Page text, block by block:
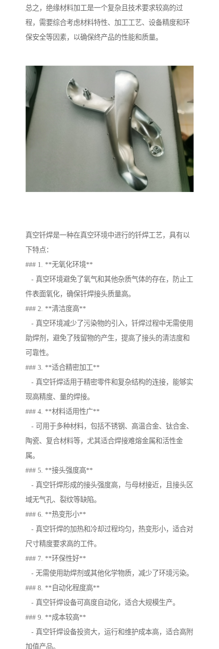
总之，绝缘材料加工是一个复杂且技术要求较高的过
程，需要综合考虑材料特性、加工工艺、设备精度和环
保安全等因素，以确保终产品的性能和质量。
真空钎焊是一种在真空环境中进行的钎焊工艺，具有以
下特点：
### 1. **无氧化环境**
- 真空环境避免了氧气和其他杂质气体的存在，防止工
件表面氧化，确保钎焊接头质量高。
### 2. **清洁度高**
- 真空环境减少了污染物的引入，钎焊过程中无需使用
助焊剂，避免了残留物的产生，提高了接头的清洁度和
可靠性。
### 3. **适合精密加工**
- 真空钎焊适用于精密零件和复杂结构的连接，能够实
现高精度、量的焊接。
### 4. **材料适用性广**
- 可用于多种材料，包括不锈钢、高温合金、钛合金、
陶瓷、复合材料等，尤其适合焊接难熔金属和活性金
属。
### 5. **接头强度高**
- 真空钎焊形成的接头强度高，与母材接近，且接头区
域无气孔、裂纹等缺陷。
### 6. **热变形小**
- 真空钎焊的加热和冷却过程均匀，热变形小，适合对
尺寸精度要求高的工件。
### 7. **环保性好**
- 无需使用助焊剂或其他化学物质，减少了环境污染。
### 8. **自动化程度高**
- 真空钎焊设备可高度自动化，适合大规模生产。
### 9. **成本较高**
- 真空钎焊设备投资大，运行和维护成本高，适合高附
加值产品。